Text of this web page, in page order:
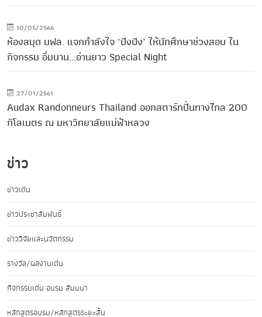
10/05/2566
ห้องสมุด มฟล. แจกกำลังใจ ‘ปังปัง’ ให้นักศึกษาช่วงสอบ ใน
กิจกรรม อิ่มนาน...อ่านยาว Special Night
27/01/2561
Audax Randonneurs Thailand ออกสตาร์ทปั่นทางไกล 200
กิโลเมตร ณ มหาวิทยาลัยแม่ฟ้าหลวง
ข่าว
ข่าวเด่น
ข่าวประชาสัมพันธ์
ข่าววิจัยและนวัตกรรม
รางวัล/ผลงานเด่น
กิจกรรมเด่น อบรม สัมมนา
หลักสูตรอบรม/หลักสูตรระยะสั้น